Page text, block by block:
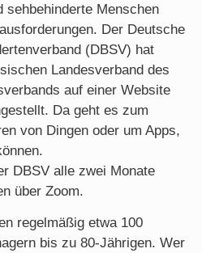
sehbehinderte Menschen
Der Deutsche
(DBSV) hat
Landesverband des
auf einer Website
Da geht es zum
von Dingen oder um Apps,
DBSV alle zwei Monate
über Zoom.
regelmäßig etwa 100
bis zu 80-Jährigen. Wer